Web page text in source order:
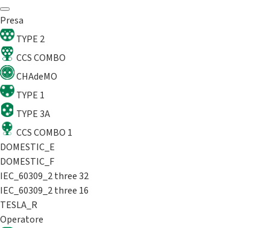
Presa
TYPE 2
CCS COMBO
CHAdeMO
TYPE 1
TYPE 3A
CCS COMBO 1
DOMESTIC_E
DOMESTIC_F
IEC_60309_2 three 32
IEC_60309_2 three 16
TESLA_R
Operatore